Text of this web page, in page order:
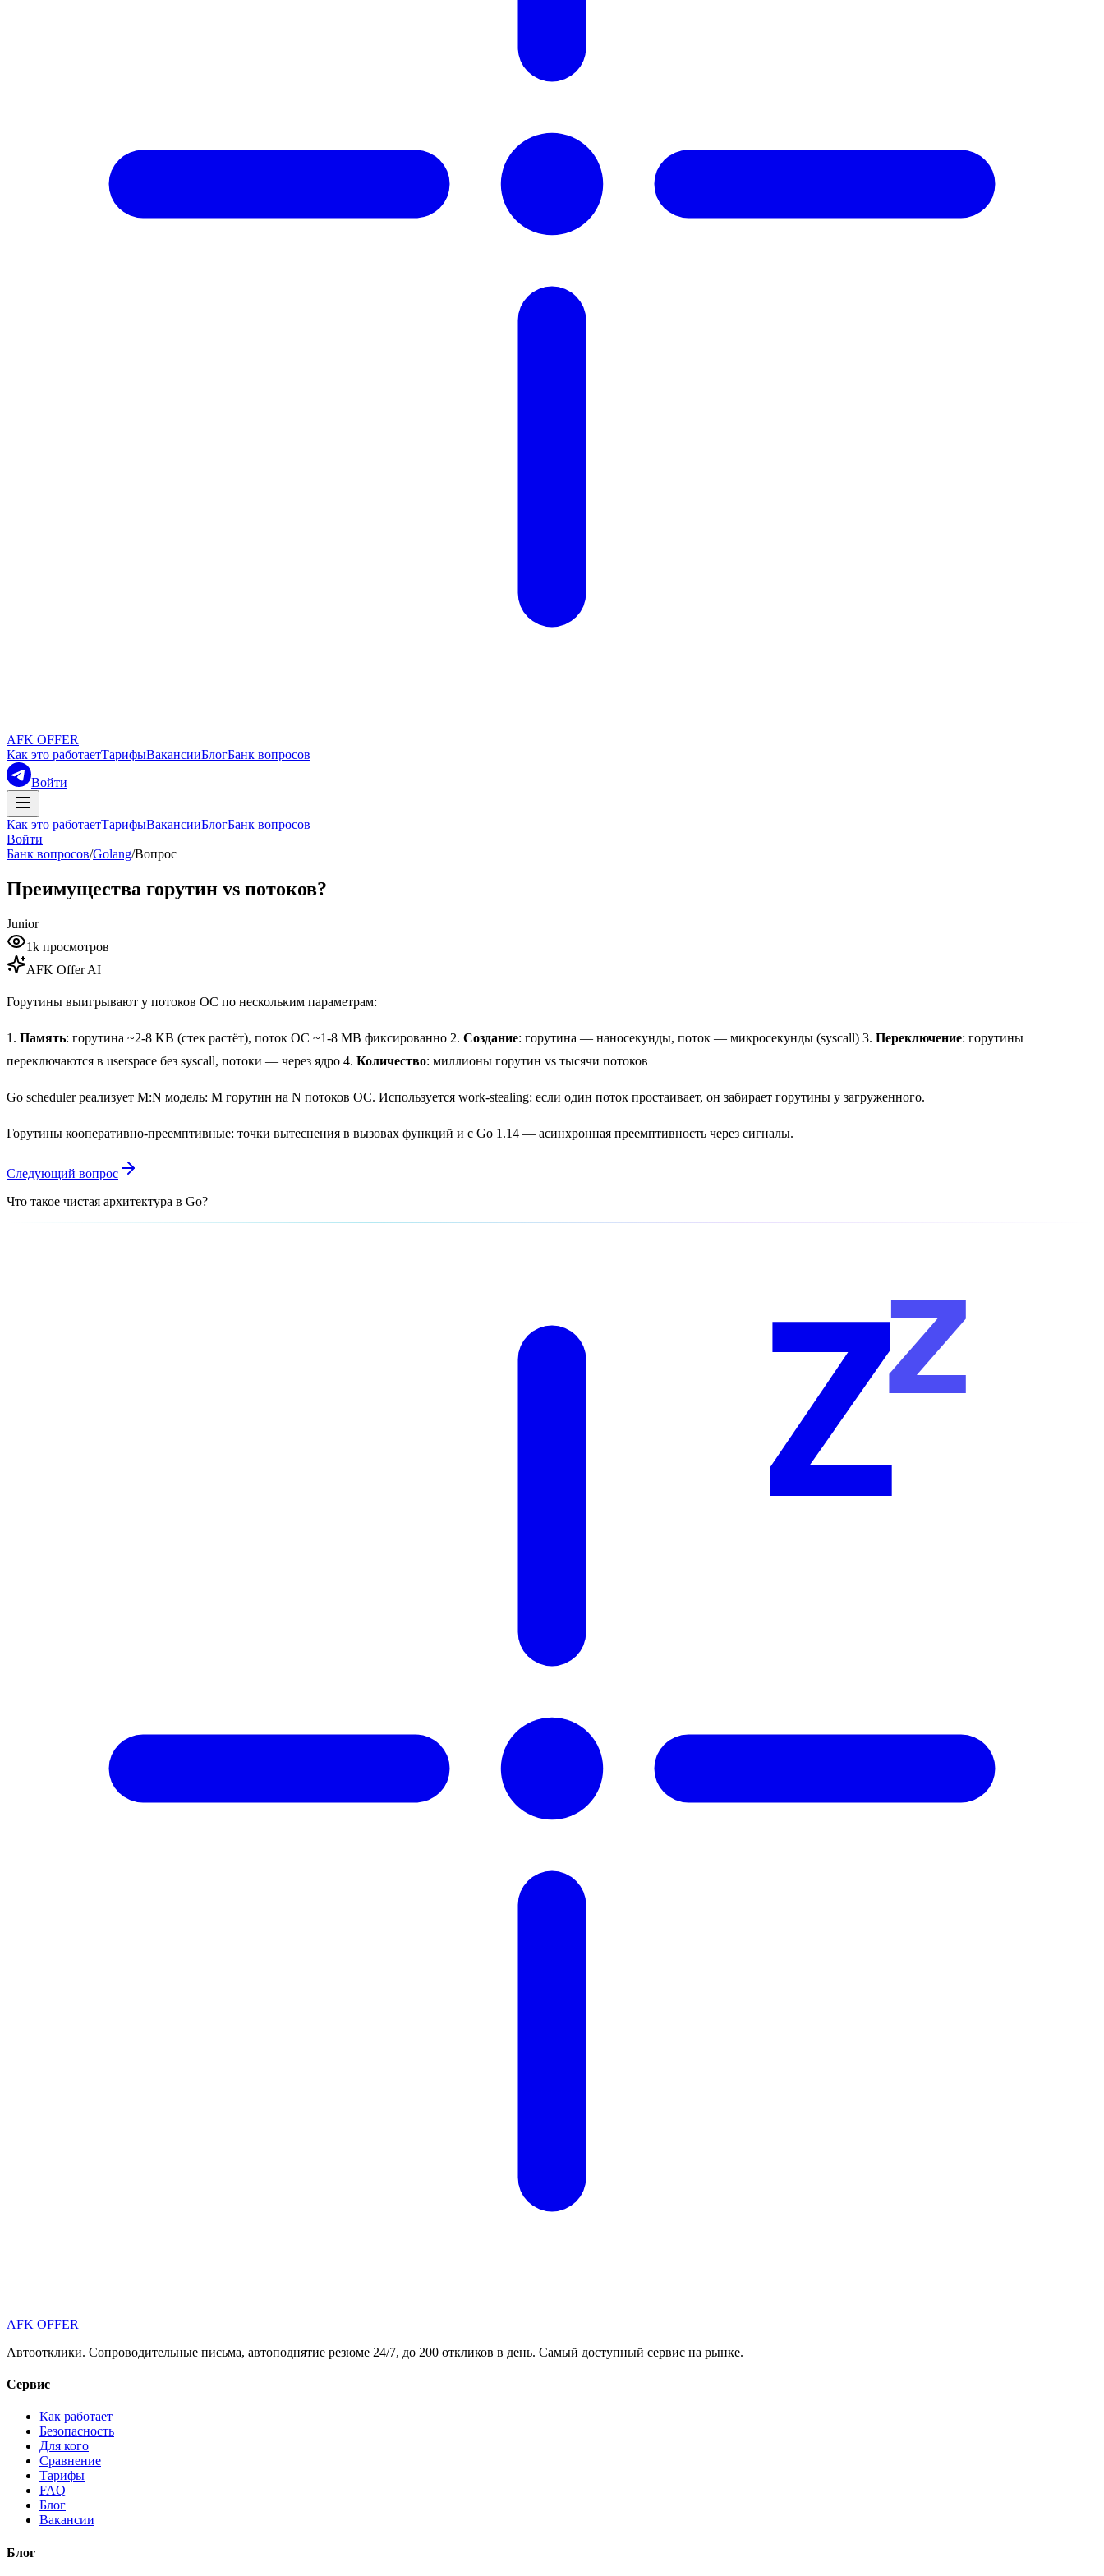
AFK OFFER
Как это работаетТарифыВакансииБлогБанк вопросов
Войти
Как это работаетТарифыВакансииБлогБанк вопросов
Войти
Банк вопросов/Golang/Вопрос
Преимущества горутин vs потоков?
Junior
1k просмотров
AFK Offer AI
Горутины выигрывают у потоков ОС по нескольким параметрам:
1. Память: горутина ~2-8 KB (стек растёт), поток ОС ~1-8 MB фиксированно 2. Создание: горутина — наносекунды, поток — микросекунды (syscall) 3. Переключение: горутины
переключаются в userspace без syscall, потоки — через ядро 4. Количество: миллионы горутин vs тысячи потоков
Go scheduler реализует M:N модель: M горутин на N потоков ОС. Используется work-stealing: если один поток простаивает, он забирает горутины у загруженного.
Горутины кооперативно-преемптивные: точки вытеснения в вызовах функций и с Go 1.14 — асинхронная преемптивность через сигналы.
Следующий вопрос
Что такое чистая архитектура в Go?
Zz
AFK OFFER
Автоотклики. Сопроводительные письма, автоподнятие резюме 24/7, до 200 откликов в день. Самый доступный сервис на рынке.
Сервис
Как работает
Безопасность
Для кого
Сравнение
Тарифы
FAQ
Блог
Вакансии
Блог